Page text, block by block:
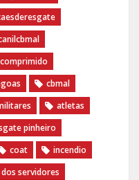
cbmal
atletas
pinheiro
coat
incendio
servidores